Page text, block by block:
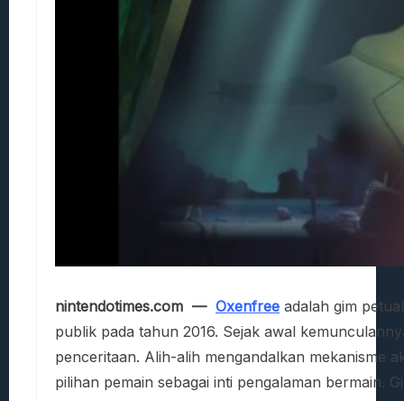
nintendotimes.com — Oxenfree adalah gim
publik pada tahun 2016. Sejak awal
penceritaan. Alih-alih mengandalkan mekanisme
pilihan pemain sebagai inti pengalaman bermain.